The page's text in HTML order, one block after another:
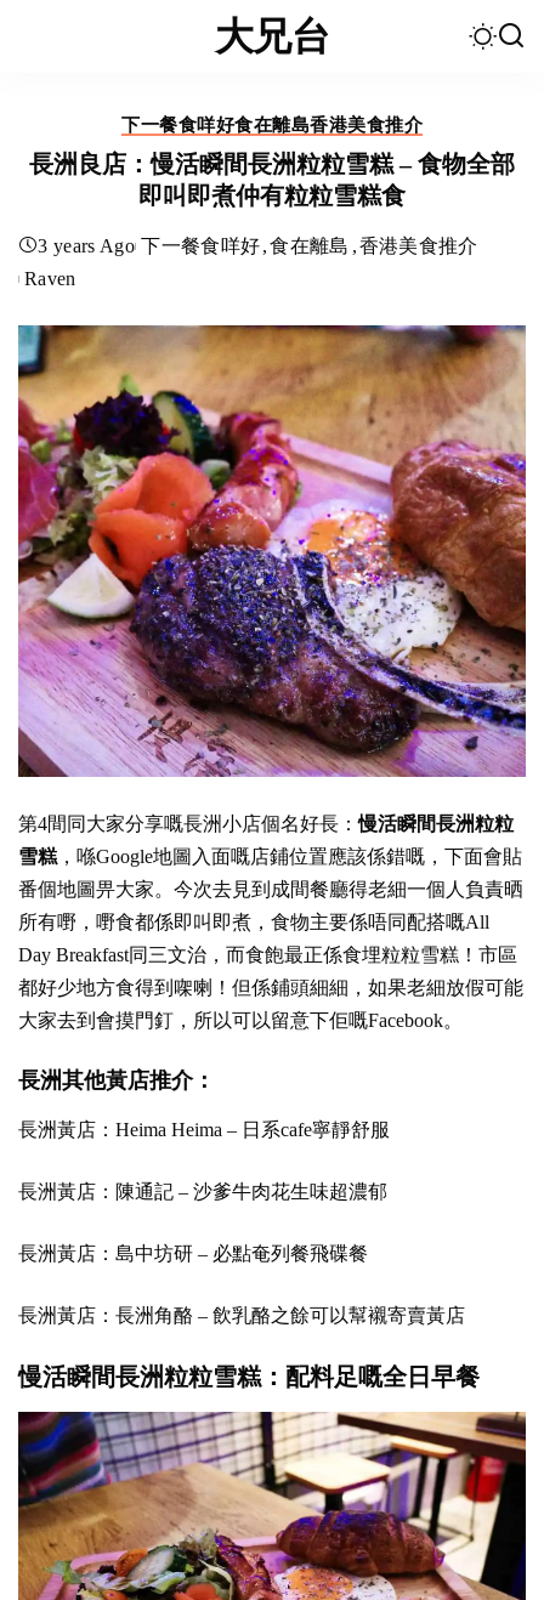
大兄台
下一餐食咩好食在離島香港美食推介
長洲良店：慢活瞬間長洲粒粒雪糕 – 食物全部
即叫即煮仲有粒粒雪糕食
3 years Ago 下一餐食咩好 食在離島 香港美食推介
by
Raven
第4間同大家分享嘅長洲小店個名好長：慢活瞬間長洲粒粒
雪糕 ，喺Google地圖入面嘅店鋪位置應該係錯嘅，下面會貼
番個地圖畀大家。今次去見到成間餐廳得老細一個人負責晒
所有嘢，嘢食都係即叫即煮，食物主要係唔同配搭嘅All
Day Breakfast同三文治，而食飽最正係食埋粒粒雪糕！市區
都好少地方食得到㗎喇！但係鋪頭細細，如果老細放假可能
大家去到會摸門釘，所以可以留意下佢嘅Facebook。
長洲其他黃店推介：
長洲黃店：Heima Heima – 日系cafe寧靜舒服
長洲黃店：陳通記 – 沙爹牛肉花生味超濃郁
長洲黃店：島中坊研 – 必點奄列餐飛碟餐
長洲黃店：長洲角酪 – 飲乳酪之餘可以幫襯寄賣黃店
慢活瞬間長洲粒粒雪糕 ：配料足嘅全日早餐